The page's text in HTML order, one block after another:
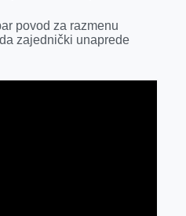
povod za razmenu
zajednički unaprede